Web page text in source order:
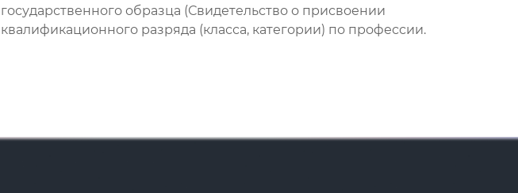
государственного образца (Свидетельство о присвоении
квалификационного разряда (класса, категории) по профессии.